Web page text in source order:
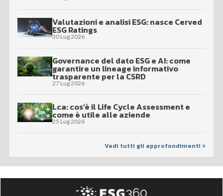
Valutazioni e analisi ESG: nasce Cerved
ESG Ratings
30 Lug 2026
Governance del dato ESG e AI: come
garantire un lineage informativo
trasparente per la CSRD
27 Lug 2026
Lca: cos’è il Life Cycle Assessment e
come è utile alle aziende
25 Lug 2026
Vedi tutti gli approfondimenti >